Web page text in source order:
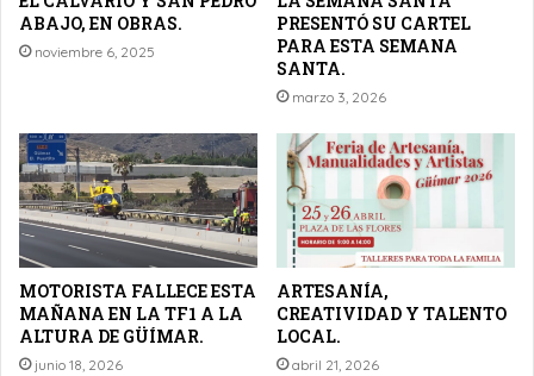
ABAJO, EN OBRAS.
noviembre 6, 2025
PRESENTÓ SU CARTEL
PARA ESTA SEMANA
SANTA.
marzo 3, 2026
MOTORISTA FALLECE ESTA
MAÑANA EN LA TF1 A LA
ALTURA DE GÜÍMAR.
junio 18, 2026
ARTESANÍA,
CREATIVIDAD Y TALENTO
LOCAL.
abril 21, 2026